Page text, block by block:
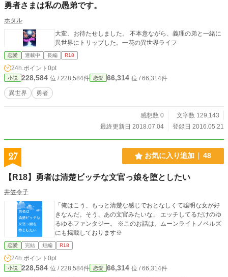
勇者さまは私の愚弟です。
ホタル
大変、お待たせしました。 不本意ながら、義理の弟と一緒に
異世界にトリップした。一花の異世界ライフ
恋愛 連載中 長編 R18
24h.ポイント 0pt
小説 228,584 位 / 228,584件 恋愛 66,314 位 / 66,314件
異世界 勇者
感想数 0
文字数 129,143
最終更新日 2018.07.04
登録日 2016.05.21
27 お気に入り追加 48
【R18】勇者は清楚ビッチな文官っ娘を堕としたい
井笠令子
「俺はこう、もっと清楚な感じでおとなしくて聡明な女が好
きなんだ。そう、あの文官みたいな」 エッチしてるだけのゆ
るゆるファンタジー。 ※このお話は、ムーンライトノベルズ
にも掲載しております※
恋愛 完結 短編 R18
24h.ポイント 0pt
小説 228,584 位 / 228,584件 恋愛 66,314 位 / 66,314件